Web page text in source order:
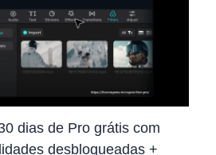
dias de Pro grátis com
desbloqueadas +